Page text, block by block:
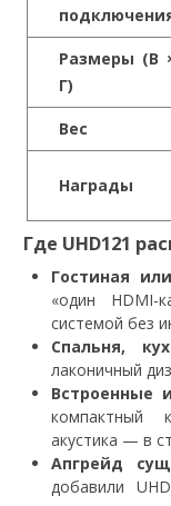
Размеры (В
Г)
Вес
Награды
Где UHD121
Гостиная
«один
системой без
Спальня,
лаконичный
Встроенные
компактный
акустика — в
Апгрейд
добавили